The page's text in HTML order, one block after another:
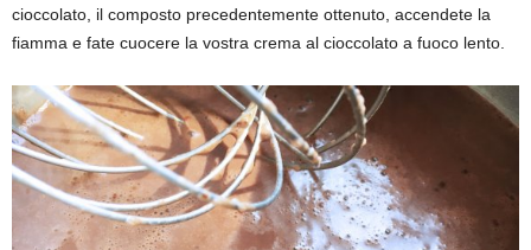
cioccolato, il composto precedentemente ottenuto, accendete la
fiamma e fate cuocere la vostra crema al cioccolato a fuoco lento.